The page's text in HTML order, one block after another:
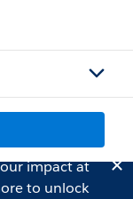
impact at
to unlock